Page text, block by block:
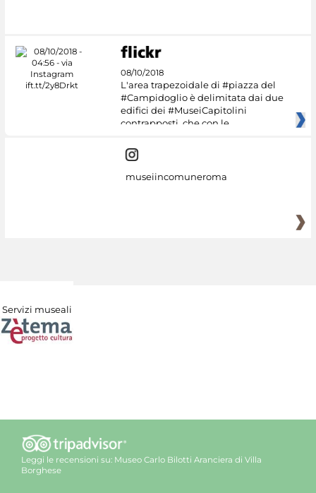
08/10/2018
L'area trapezoidale di #piazza del
#Campidoglio è delimitata dai due
edifici dei #MuseiCapitolini
contrapposti, che con le
museiincomuneroma
Servizi museali
Leggi le recensioni su: Museo Carlo Bilotti Aranciera di Villa
Borghese